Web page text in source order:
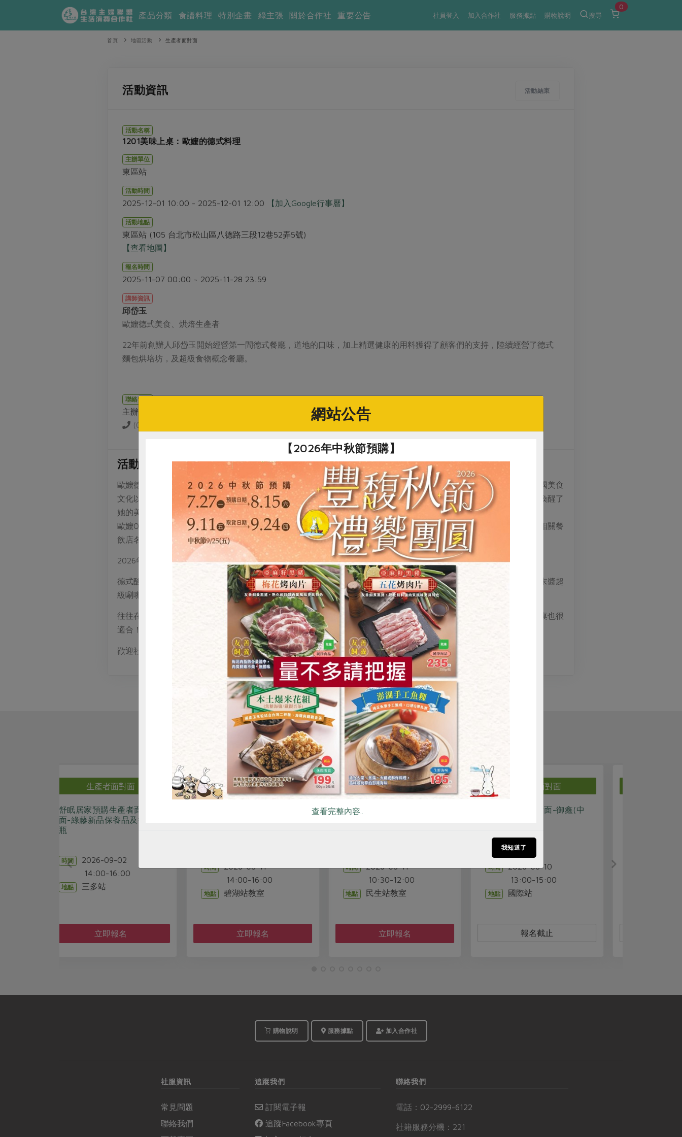
社員登入 加入合作社 服務據點 購物說明 搜尋
0
產品分類 食譜料理 特別企畫 綠主張 關於合作社 重要公告
首頁 地區活動 生產者面對面
活動結束
活動資訊
活動名稱
1201美味上桌：歐嬤的德式料理
主辦單位
東區站
活動時間
2025-12-01 10:00 - 2025-12-01 12:00 【加入Google行事曆】
活動地點
東區站 (105 台北市松山區八德路三段12巷52弄5號)
【查看地圖】
報名時間
2025-11-07 00:00 ~ 2025-11-28 23:59
講師資訊
邱岱玉
歐嬤德式美食、烘焙生產者
22年前創辦人邱岱玉開始經營第一間德式餐廳，道地的口味，加上精選健康的用料獲得了顧客們的支持，陸續經營了德式
麵包烘培坊，及超級食物概念餐廳。
聯絡窗口
主辦單位
(02)2579-8996
活動介紹
歐嬤德式美食創辦人邱岱玉，從青年時期對德國文化的嚮往，到負笈德國接著與德籍丈夫相識結褵，到開德國餐廳，德國美食
文化以深深融入到她的血液，料理是表達感激與愛意最直接的方式。剛開始她做德式料理是為了先生的胃，做著做著就喚醒了
她的美食天賦。
歐嬤Oma，是德文中阿嬤的意思為的是感念透過由德國婆婆串連起的傳統德國家常菜，以及德國麵包製作工藝，因此將相關餐
飲店名都使用「歐嬤(Oma)」一詞。
2026年貨預購歐嬤為合作社社員帶來一道德國經典名菜-德式酸菜燉豬腳(含 2 顆麵包球)。
德式酸菜燉豬腳是一道將豬腳與發酵的酸菜一同燉煮的料理，風味酸甜，油亮外皮配上厚實燒烤味，搭一口酸菜或黃芥末醬超
級唰嘴！
往往在德式餐廳才能吃到的德國豬腳，現在在家就能輕鬆加熱料理，不僅宴客下酒超大氣，當作一道異國風味的年菜上桌也很
適合！
歡迎社員們踴躍報名參加，現場會有德式酸菜燉豬腳的試吃體驗喔!
相關活動
生產者面對面
0811鹽田慢時光_洲南鹽場
的土地、海風與鹽故事
2026-08-11
碧湖站教室
立即報名
生產者面對面
0811台灣好鹽-認識洲南鹽
時間 2026-08-11
10:30-12:00
地點 民生站教室
立即報名
生產者面對面
時間 2026-08-10
13:00-15:00
地點 國際站
報名截止
生產者面對面
0807藜不開的土地滋味-預
講師
時間 2026-08-07
14:00-16:00
地點 東區站
活動結束
購物說明 服務據點 加入合作社
社服資訊
常見問題
聯絡我們
追蹤我們
訂閱電子報
追蹤Facebook專頁
聯絡我們
電話： 02-2999-6122
社籍服務分機：221
惜食 RPET 食譜 減硝酸鹽 雞蛋 食安 共同購買
網站公告
【2026年中秋節預購】
查看完整內容..
我知道了